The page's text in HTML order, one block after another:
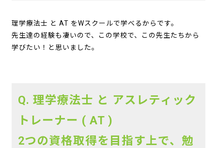
理学療法士 と AT をWスクールで学べるからです。
先生達の経験も凄いので、この学校で、この先生たちから
学びたい！と思いました。
Q. 理学療法士 と アスレティック
トレーナー ( AT )
2つの資格取得を目指す上で、勉